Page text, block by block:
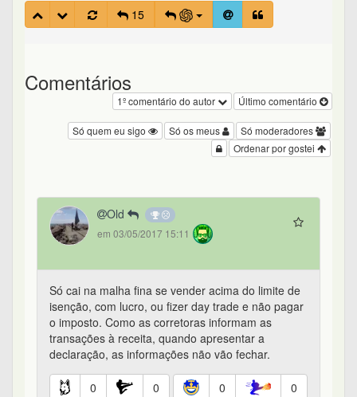
15
Comentários
Último comentário
1º comentário do autor
Só moderadores
Só os meus
Só quem eu sigo
Ordenar por gostei
Old
em 03/05/2017 15:11
Só cai na malha fina se vender acima do limite de
isenção, com lucro, ou fizer day trade e não pagar
o imposto. Como as corretoras informam as
transações à receita, quando apresentar a
declaração, as informações não vão fechar.
0 0 0 0